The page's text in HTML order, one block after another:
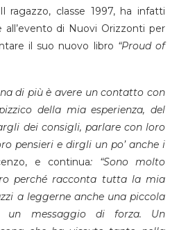
ragazzo, classe 1997, ha infatti
di Nuovi Orizzonti per
il suo nuovo libro “Proud of
di più è avere un contatto con
della mia esperienza, del
dei consigli, parlare con loro
pensieri e dirgli un po’ anche i
e continua: “Sono molto
perché racconta tutta la mia
a leggerne anche una piccola
un messaggio di forza. Un